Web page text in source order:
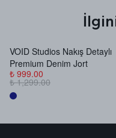
VOID Studios Nakış Detaylı
Premium Denim Jort
₺ 999.00
₺ 1,299.00